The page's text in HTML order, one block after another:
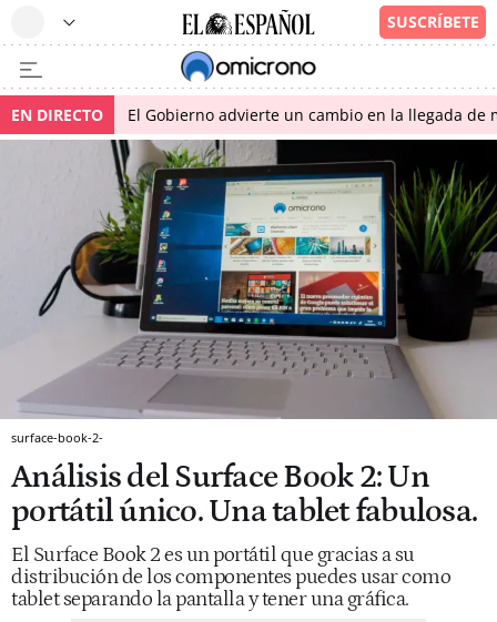
EN DIRECTO El Gobierno advierte un cambio en la llegada
surface-book-2-
Análisis del Surface Book 2: Un
portátil único. Una tablet fabulosa.
El Surface Book 2 es un portátil que gracias a su
distribución de los componentes puedes usar como
tablet separando la pantalla y tener una gráfica.